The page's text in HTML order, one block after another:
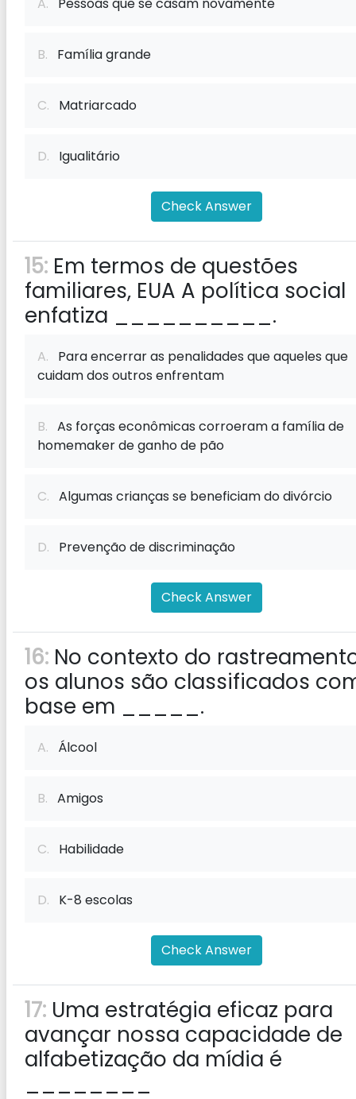
B. Família grande
C. Matriarcado
D. Igualitário
Check Answer
15: Em termos de questões
familiares, EUA A política social
enfatiza __________.
A. Para encerrar as penalidades que aqueles que
cuidam dos outros enfrentam
B. As forças econômicas corroeram a família de
homemaker de ganho de pão
C. Algumas crianças se beneficiam do divórcio
D. Prevenção de discriminação
Check Answer
16: No contexto do
os alunos são classificados
base em _____.
A. Álcool
B. Amigos
C. Habilidade
D. K-8 escolas
Check Answer
17: Uma estratégia eficaz para
avançar nossa capacidade de
alfabetização da mídia é
________